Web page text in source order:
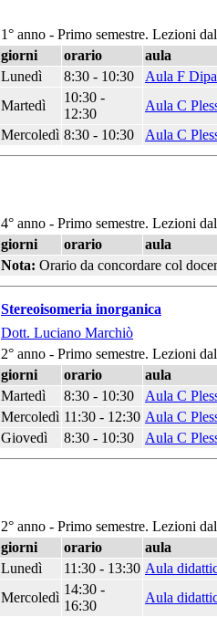
1° anno - Primo semestre. Lezioni
giorni
orario
aula
Lunedì
8:30 - 10:30
Aula F
Martedì
10:30 -
12:30
Aula C
Mercoledì 8:30 - 10:30 Aula C
4° anno - Primo semestre. Lezioni
giorni
orario
aula
Nota: Orario da concordare col
Stereoisomeria inorganica
Dott. Luciano Marchiò
2° anno - Primo semestre. Lezioni
giorni
orario
aula
Martedì
8:30 - 10:30
Aula C
Mercoledì 11:30 - 12:30 Aula C
Giovedì
8:30 - 10:30 Aula C
2° anno - Primo semestre. Lezioni
giorni
orario
aula
Lunedì
11:30 - 13:30 Aula
Mercoledì
14:30 -
16:30
Aula